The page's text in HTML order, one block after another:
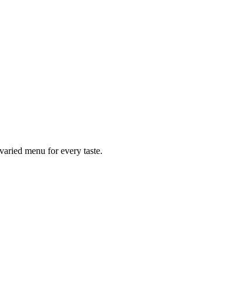
menu for every taste.